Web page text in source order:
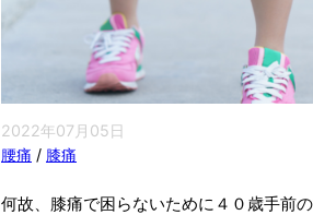
2022年07月05日
腰痛 / 膝痛
何故、膝痛で困らないために４０歳手前